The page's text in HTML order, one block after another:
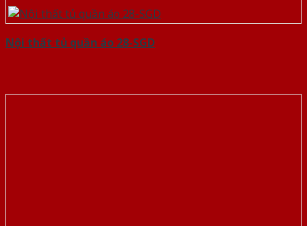
Nội thất tủ quần áo 28-SGD